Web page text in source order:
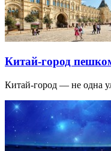
Китай-город
Китай-город — не одна